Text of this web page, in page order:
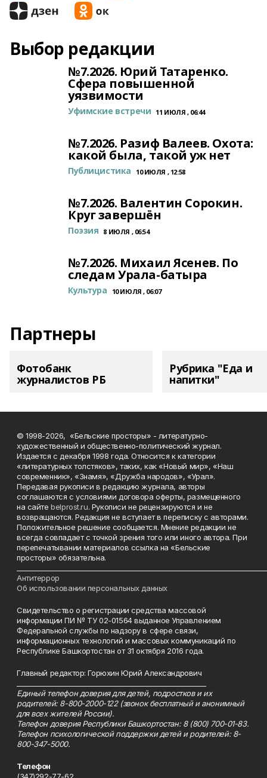
Выбор редакции
№7.2026. Юрий Татаренко.
Сфера повышенной
уязвимости
Уфимские встречи 11 ИЮЛЯ , 06:44
№7.2026. Разиф Валеев. Охота:
какой была, такой уж нет
Публицистика 10 ИЮЛЯ , 12:58
№7.2026. Валентин Сорокин.
Круг завершён
Поэзия 8 ИЮЛЯ , 06:54
№7.2026. Михаил Ясенев. По
следам Урала-батыра
Культура 10 ИЮЛЯ , 06:07
Партнеры
Фотобанк
журналистов РБ
Рубрика "Еда и
напитки"
© 1998-2026, «Бельские просторы» - литературно-
художественный и общественно-политический журнал.
Издается с декабря 1998 года. Относится к категории
«литературных толстяков», таких, как «Новый мир», «Наш
современник», «Знамя», «Дружба народов», «Урал».
Передавая рукописи в редакцию журнала, авторы
соглашаются с условиями договора оферты, размещенного
на сайтеbelprost.ru. Рукописи не рецензируются и не
возвращаются. Редакция не вступает в переписку с авторами.
Положительное решение сообщается. Мнение редакции не
всегда совпадает с точкой зрения того или иного автора. При
перепечатывании материалов ссылка на «Бельские
просторы» обязательна.
Антитеррор
Об использовании персональных данных
Свидетельство о регистрации средства массовой
информации ПИ № ТУ 02-01564 выданное Управлением
Федеральной службы по надзору в сфере связи,
информационных технологий и массовых коммуникаций по
Республике Башкортостан от 31 октября 2016 года.
Главный редактор: Горюхин Юрий Александрович
Единый телефон доверия для детей, подростков и их
родителей: 8-800-2000-122 (звонок бесплатный и анонимный
для всех жителей России).
Телефон доверия Республики Башкортостан: 8 (800) 700-01-83.
Телефон психологической поддержки детей и родителей: 8-
800-347-5000.
Телефон